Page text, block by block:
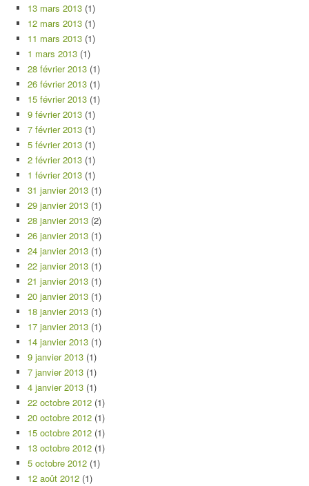
13 mars 2013 (1)
12 mars 2013 (1)
11 mars 2013 (1)
1 mars 2013 (1)
28 février 2013 (1)
26 février 2013 (1)
15 février 2013 (1)
9 février 2013 (1)
7 février 2013 (1)
5 février 2013 (1)
2 février 2013 (1)
1 février 2013 (1)
31 janvier 2013 (1)
29 janvier 2013 (1)
28 janvier 2013 (2)
26 janvier 2013 (1)
24 janvier 2013 (1)
22 janvier 2013 (1)
21 janvier 2013 (1)
20 janvier 2013 (1)
18 janvier 2013 (1)
17 janvier 2013 (1)
14 janvier 2013 (1)
9 janvier 2013 (1)
7 janvier 2013 (1)
4 janvier 2013 (1)
22 octobre 2012 (1)
20 octobre 2012 (1)
15 octobre 2012 (1)
13 octobre 2012 (1)
5 octobre 2012 (1)
12 août 2012 (1)